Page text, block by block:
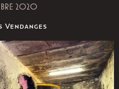
2020
Vendanges